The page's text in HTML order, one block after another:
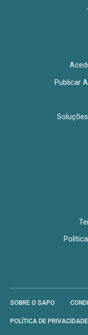
Publicar
SOBRE O SAPO
POLÍTICA DE PRIVACIDADE